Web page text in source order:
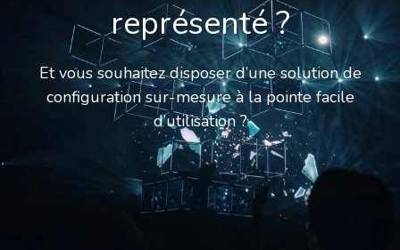
représenté ?
Et vous souhaitez disposer d’une solution de
configuration sur-mesure à la pointe facile
d’utilisation ?